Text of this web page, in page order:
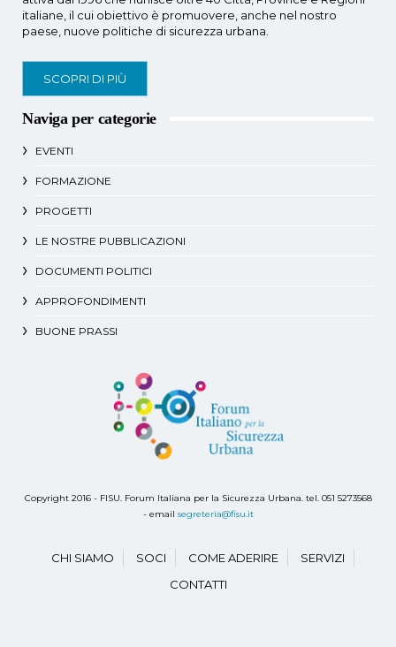
italiane, il cui obiettivo è promuovere, anche nel nostro
paese, nuove politiche di sicurezza urbana.
SCOPRI DI PIÙ
Naviga per categorie
EVENTI
FORMAZIONE
PROGETTI
LE NOSTRE PUBBLICAZIONI
DOCUMENTI POLITICI
APPROFONDIMENTI
BUONE PRASSI
Copyright 2016 - FISU. Forum Italiana per la Sicurezza Urbana. tel. 051 5273568
- email segreteria@fisu.it
CHI SIAMO SOCI COME ADERIRE
SERVIZI
CONTATTI